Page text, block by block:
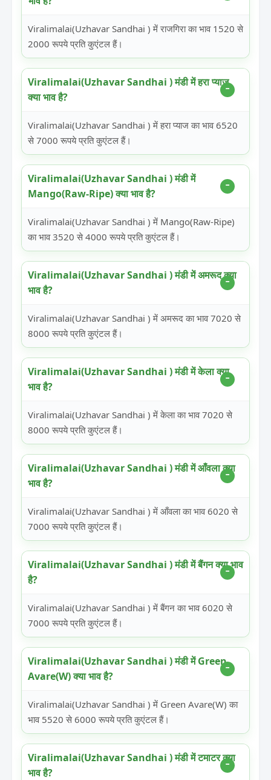
Viralimalai(Uzhavar Sandhai ) में राजगिरा का भाव 1520 से
2000 रूपये प्रति कुएंटल हैं।
Viralimalai(Uzhavar Sandhai ) मंडी में हरा प्याज
क्या भाव है?
Viralimalai(Uzhavar Sandhai ) में हरा प्याज का भाव 6520
से 7000 रूपये प्रति कुएंटल हैं।
Viralimalai(Uzhavar Sandhai ) मंडी में
Mango(Raw-Ripe) क्या भाव है?
Viralimalai(Uzhavar Sandhai ) में Mango(Raw-Ripe)
का भाव 3520 से 4000 रूपये प्रति कुएंटल हैं।
Viralimalai(Uzhavar Sandhai ) मंडी में अमरूद क्या
भाव है?
Viralimalai(Uzhavar Sandhai ) में अमरूद का भाव 7020 से
8000 रूपये प्रति कुएंटल हैं।
Viralimalai(Uzhavar Sandhai ) मंडी में केला क्या
भाव है?
Viralimalai(Uzhavar Sandhai ) में केला का भाव 7020 से
8000 रूपये प्रति कुएंटल हैं।
Viralimalai(Uzhavar Sandhai ) मंडी में आँवला क्या
भाव है?
Viralimalai(Uzhavar Sandhai ) में आँवला का भाव 6020 से
7000 रूपये प्रति कुएंटल हैं।
Viralimalai(Uzhavar Sandhai ) मंडी में बैंगन क्या भाव
है?
Viralimalai(Uzhavar Sandhai ) में बैंगन का भाव 6020 से
7000 रूपये प्रति कुएंटल हैं।
Viralimalai(Uzhavar Sandhai ) मंडी में Green
Avare(W) क्या भाव है?
Viralimalai(Uzhavar Sandhai ) में Green Avare(W) का
भाव 5520 से 6000 रूपये प्रति कुएंटल हैं।
Viralimalai(Uzhavar Sandhai ) मंडी में टमाटर क्या
भाव है?